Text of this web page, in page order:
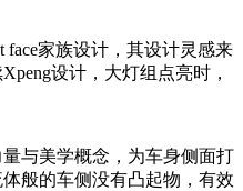
face家族设计，其设计灵感来
设计，大灯组点亮时，
与美学概念，为车身侧面打
般的车侧没有凸起物，有效